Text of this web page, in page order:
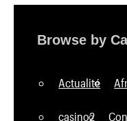
Browse by
Actualité
casino2